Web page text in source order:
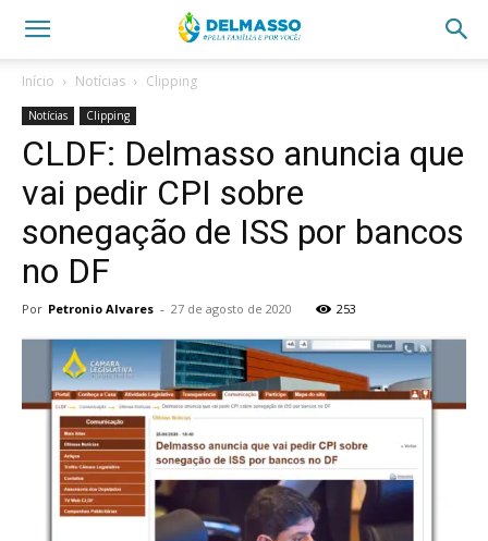
Início Notícias Clipping
Notícias Clipping
CLDF: Delmasso anuncia que
vai pedir CPI sobre
sonegação de ISS por bancos
no DF
Por Petronio Alvares - 27 de agosto de 2020 253